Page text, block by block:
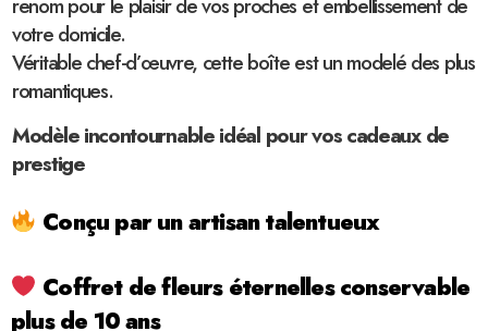
renom pour le plaisir de vos proches et embellissement de
votre domicile.
Véritable chef-d’œuvre, cette boîte est un modelé des plus
romantiques.
Modèle incontournable idéal pour vos cadeaux de
prestige
Conçu par un artisan talentueux
Coffret de fleurs éternelles conservable
plus de 10 ans